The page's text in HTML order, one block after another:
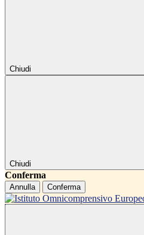
Chiudi
Chiudi
Conferma
Annulla Conferma